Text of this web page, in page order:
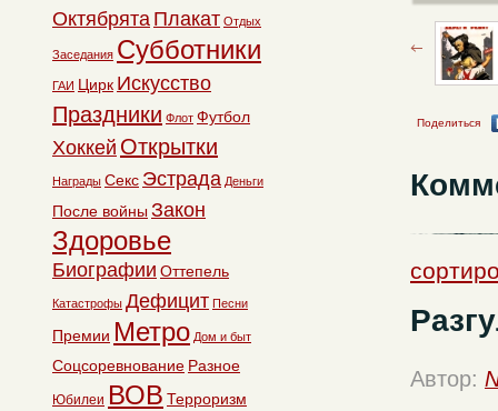
Поделиться
Автор:
Октябрята Плакат Отдых
Заседания Субботники
ГАИ Цирк Искусство
Праздники Флот Футбол
Хоккей Открытки
Награды Секс Эстрада Деньги
После войны Закон
Здоровье
Биографии Оттепель
Катастрофы Дефицит Песни
Премии Метро Дом и быт
Соцсоревнование Разное
Юбилеи ВОВ Терроризм